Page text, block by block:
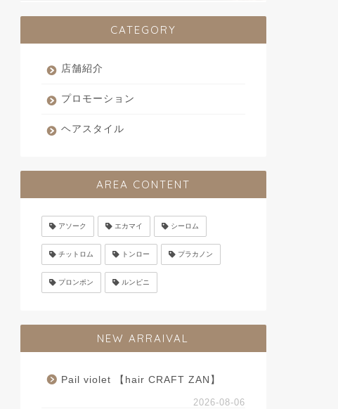
CATEGORY
店舗紹介
プロモーション
ヘアスタイル
AREA CONTENT
アソーク エカマイ シーロム
チットロム トンロー プラカノン
プロンポン ルンピニ
NEW ARRAIVAL
Pail violet 【hair CRAFT ZAN】
2026-08-06